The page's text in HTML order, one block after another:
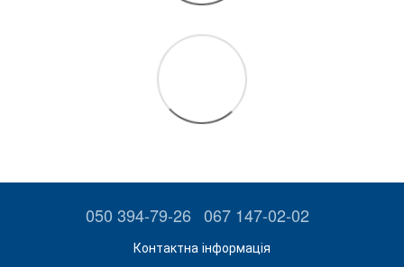
050 394-79-26 067 147-02-02
Контактна інформація